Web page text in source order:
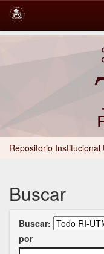
Repositorio Institucional
Buscar
Buscar:
por